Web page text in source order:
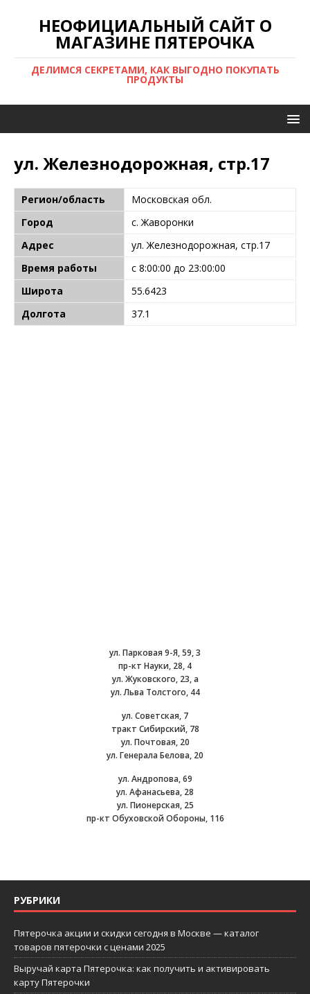
НЕОФИЦИАЛЬНЫЙ САЙТ О
МАГАЗИНЕ ПЯТЕРОЧКА
ДЕЛИМСЯ СЕКРЕТАМИ, КАК ВЫГОДНО ПОКУПАТЬ
ПРОДУКТЫ
ул. Железнодорожная, стр.17
Регион/область
Московская обл.
Город
с. Жаворонки
Адрес
ул. Железнодорожная, стр.17
Время работы
с 8:00:00 до 23:00:00
Широта
55.6423
Долгота
37.1
ул. Парковая 9-Я, 59, 3
пр-кт Науки, 28, 4
ул. Жуковского, 23, а
ул. Льва Толстого, 44
ул. Советская, 7
тракт Сибирский, 78
ул. Почтовая, 20
ул. Генерала Белова, 20
ул. Андропова, 69
ул. Афанасьева, 28
ул. Пионерская, 25
пр-кт Обуховской Обороны, 116
РУБРИКИ
Пятерочка акции и скидки сегодня в Москве — каталог
товаров пятерочки с ценами 2025
Выручай карта Пятерочка: как получить и активировать
карту Пятерочки